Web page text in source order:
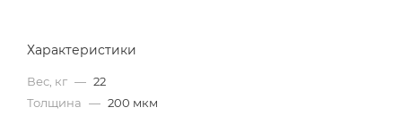
Характеристики
Вес, кг — 22
Толщина — 200 мкм